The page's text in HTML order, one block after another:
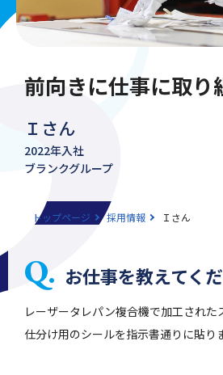
前向きに仕事に取り
Ｉさん
2022年入社
ブランクグループ
トップページ 採用情報 Ｉさん
お仕事を教えてくだ
レーザータレパン複合機で加工された
仕分け用のシールを指示書通りに貼り